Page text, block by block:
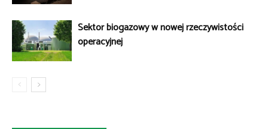
Sektor biogazowy w nowej rzeczywistości
operacyjnej